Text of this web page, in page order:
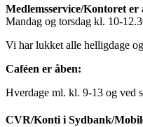
Medlemsservice/Kontoret er
Mandag og torsdag kl. 10-
Vi har lukket alle helligdage
Caféen er åben:
Hverdage ml. kl. 9-13 og ved
CVR/Konti i Sydbank/